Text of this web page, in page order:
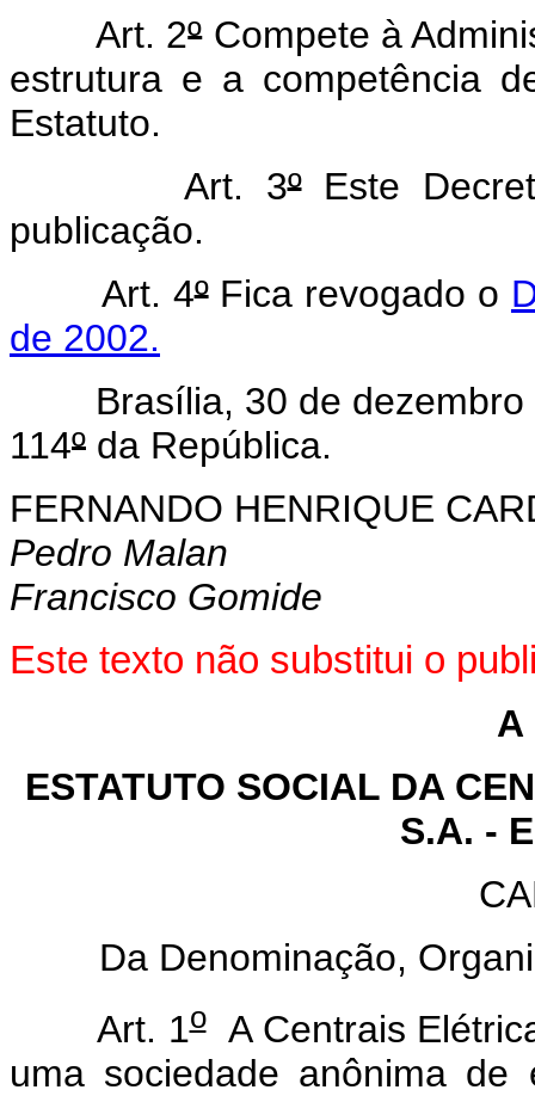
Art. 2ºCompete à
estrutura e a competência
Estatuto.
Art. 3ºEste
publicação.
Art. 4ºFica revogado o
de 2002.
Brasília, 30 de dezembro
114º da República.
FERNANDO HENRIQUE
Pedro Malan
Francisco Gomide
Este texto não substitui o
A
ESTATUTO SOCIAL DA
S.A. -
Da Denominação,
Art. 1oA Centrais
uma sociedade anônima de